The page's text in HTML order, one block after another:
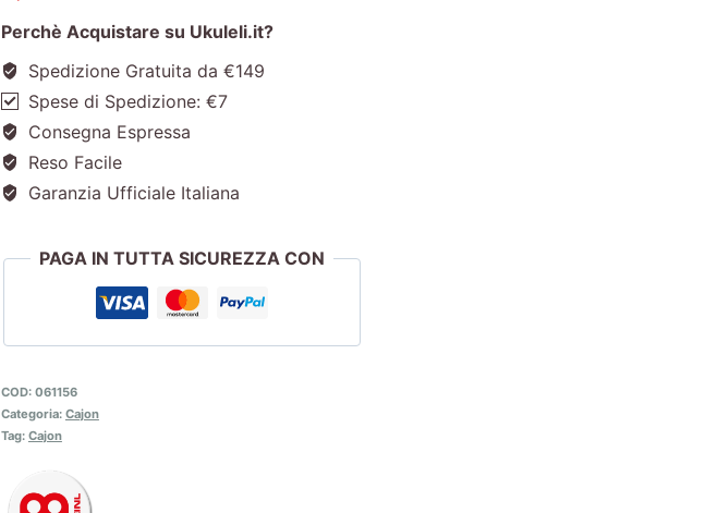
Perchè Acquistare su Ukuleli.it?
Spedizione Gratuita da €149
Spese di Spedizione: €7
Consegna Espressa
Reso Facile
Garanzia Ufficiale Italiana
PAGA IN TUTTA SICUREZZA CON
COD: 061156
Categoria: Cajon
Tag: Cajon